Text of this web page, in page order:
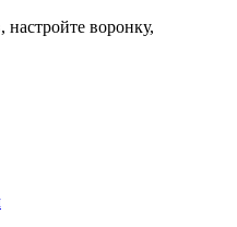
настройте воронку,